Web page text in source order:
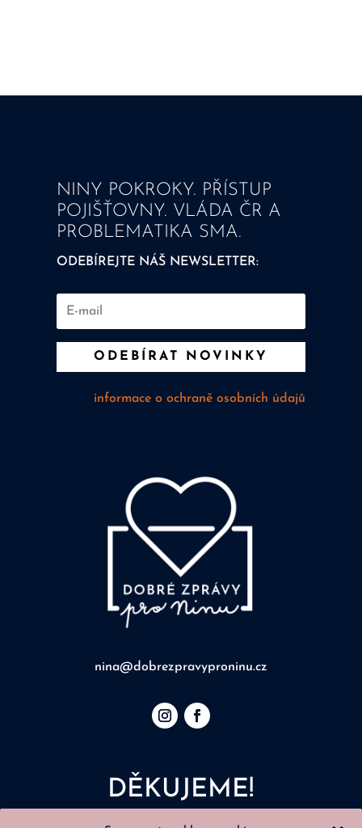
NINY POKROKY. PŘÍSTUP
POJIŠŤOVNY. VLÁDA ČR A
PROBLEMATIKA SMA.
ODEBÍREJTE NÁŠ NEWSLETTER:
ODEBÍRAT NOVINKY
informace o ochraně osobních údajů
nina@dobrezpravyproninu.cz
DĚKUJEME!